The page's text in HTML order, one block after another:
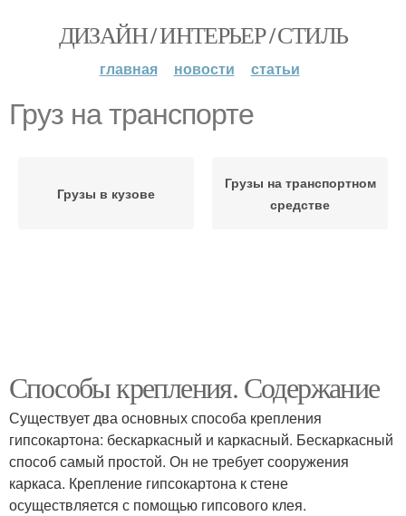
ДИЗАЙН / ИНТЕРЬЕР / СТИЛЬ
главная новости статьи
Груз на транспорте
Грузы в кузове
Грузы на транспортном
средстве
Способы крепления. Содержание
Существует два основных способа крепления
гипсокартона: бескаркасный и каркасный. Бескаркасный
способ самый простой. Он не требует сооружения
каркаса. Крепление гипсокартона к стене
осуществляется с помощью гипсового клея.